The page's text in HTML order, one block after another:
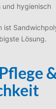
und hygienisch
ist
Lösung.
&